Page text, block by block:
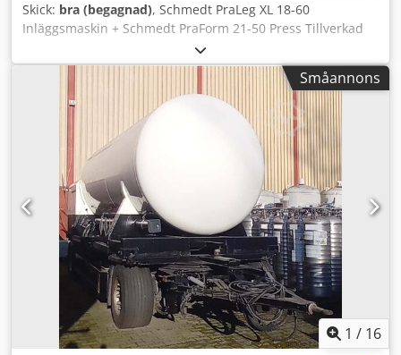
Skick: bra (begagnad), Schmedt PraLeg XL 18-60
Inläggsmaskin + Schmedt PraForm 21-50 Press Tillverkad
2022. Schmedt PraLeg XL 18-60 Bokupphängare Maskinen
är i gott skick och klar för drift. Maskinen hänger in en
bokblock i ett förberett hårdband. Två limverk, steglös
justering av limtjockleken. Cedpfx Acozdazbs Isrf Format:
Blockhöjd: 80 – 450 mm Blockbredd: 110 – 450 mm
Blocktjocklek: 2 – 80 mm Kapacitet: ca 200 – 300 st/h
Elanslutning: 230V Vikt: 300 kg Tillverkad i Tyskland.
Schmedt PraForm 21-50 Bokpress Bokpress med spårfräs.
Tillverkad av Schmedt, Tyskland. Maskinen är i mycket gott
skick och redo för produktion. Tekniska specifikationer:
Max format: 420 x 520 x 100 mm Vikt: 220 kg Elanslutning:
230 V + tryckluft. Priset avser setet med båda maskinerna.
Småannons
1 / 16